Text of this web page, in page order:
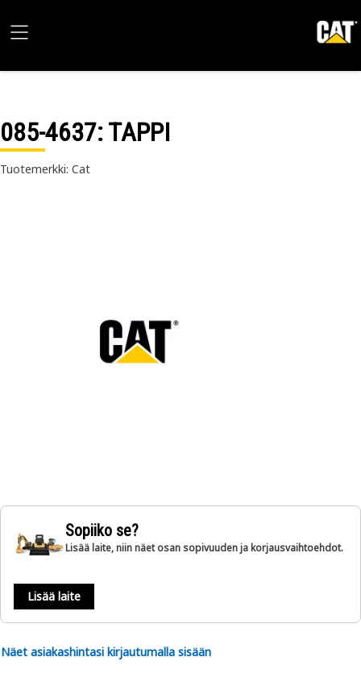
085-4637: TAPPI
Tuotemerkki: Cat
Sopiiko se?
Lisää laite, niin näet osan sopivuuden ja korjausvaihtoehdot.
Lisää laite
Näet asiakashintasi kirjautumalla sisään